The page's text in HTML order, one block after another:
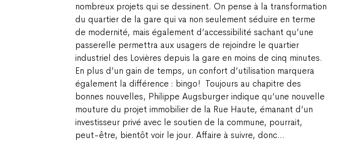
nombreux projets qui se dessinent. On pense à la transformation
du quartier de la gare qui va non seulement séduire en terme
de modernité, mais également d’accessibilité sachant qu’une
passerelle permettra aux usagers de rejoindre le quartier
industriel des Lovières depuis la gare en moins de cinq minutes.
En plus d’un gain de temps, un confort d’utilisation marquera
également la différence : bingo ! Toujours au chapitre des
bonnes nouvelles, Philippe Augsburger indique qu’une nouvelle
mouture du projet immobilier de la Rue Haute, émanant d’un
investisseur privé avec le soutien de la commune, pourrait,
peut-être, bientôt voir le jour. Affaire à suivre, donc…